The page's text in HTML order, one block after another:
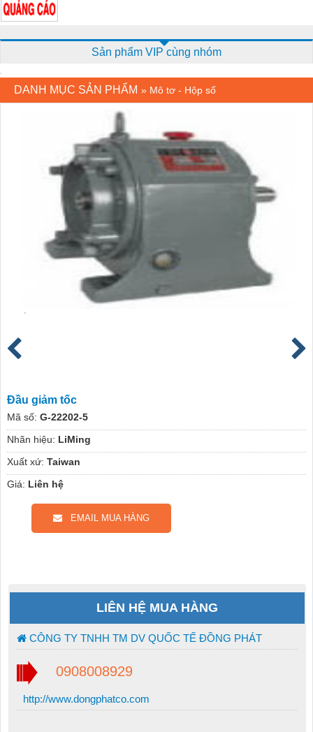
Sản phẩm VIP cùng nhóm
DANH MỤC SẢN PHẨM » Mô tơ - Hộp số
Đầu giảm tốc
Mã số: G-22202-5
Nhãn hiệu: LiMing
Xuất xứ: Taiwan
Giá: Liên hệ
EMAIL MUA HÀNG
LIÊN HỆ MUA HÀNG
CÔNG TY TNHH TM DV QUỐC TẾ ĐỒNG PHÁT
0908008929
http://www.dongphatco.com